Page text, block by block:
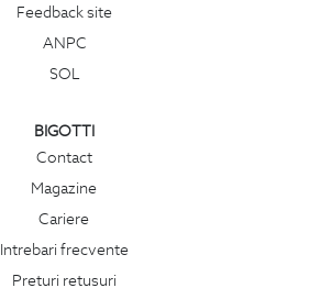
Feedback site
ANPC
SOL
BIGOTTI
Contact
Magazine
Cariere
Intrebari frecvente
Preturi retusuri